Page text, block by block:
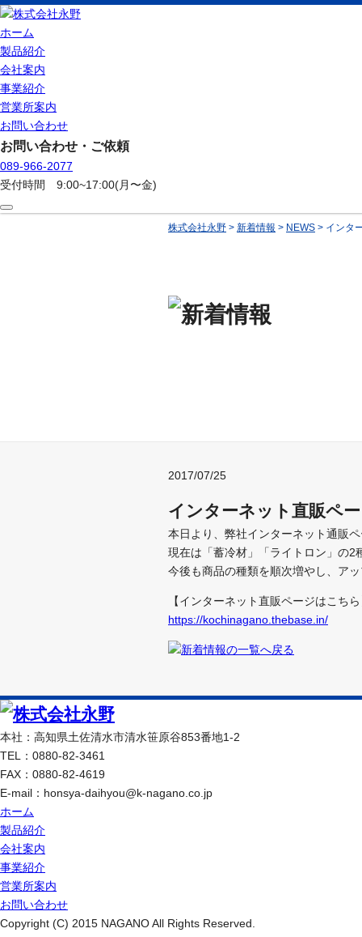
ホーム
製品紹介
会社案内
事業紹介
営業所案内
お問い合わせ
お問い合わせ・ご依頼
089-966-2077
受付時間 9:00~17:00(月〜金)
株式会社永野 > 新着情報 > NEWS > インタ
2017/07/25
インターネット直販ペ
本日より、弊社インターネット通販
現在は「蓄冷材」「ライトロン」の2
今後も商品の種類を順次増やし、ア
【インターネット直販ページはこち
https://kochinagano.thebase.in/
本社：高知県土佐清水市清水笹原谷853番地1-2
TEL：0880-82-3461
FAX：0880-82-4619
E-mail：honsya-daihyou@k-nagano.co.jp
ホーム
製品紹介
会社案内
事業紹介
営業所案内
お問い合わせ
Copyright (C) 2015 NAGANO All Rights Reserved.